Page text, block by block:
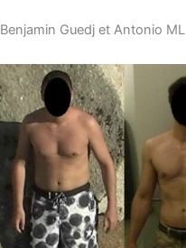
Benjamin Guedj et Antonio ML